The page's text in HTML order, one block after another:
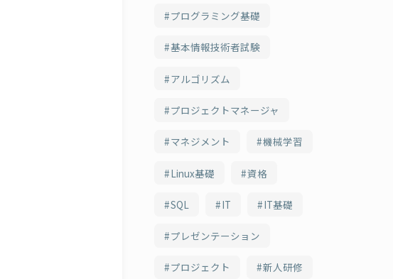
プログラミング基礎
基本情報技術者試験
アルゴリズム
プロジェクトマネージャ
マネジメント 機械学習
Linux基礎 資格
SQL IT IT基礎
プレゼンテーション
プロジェクト 新人研修